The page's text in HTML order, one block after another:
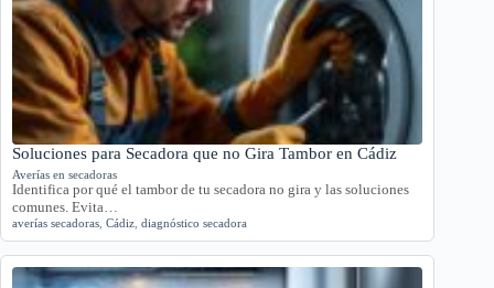
Soluciones para Secadora que no Gira Tambor en Cádiz
Averías en secadoras
Identifica por qué el tambor de tu secadora no gira y las soluciones
comunes. Evita…
averías secadoras Cádiz diagnóstico secadora